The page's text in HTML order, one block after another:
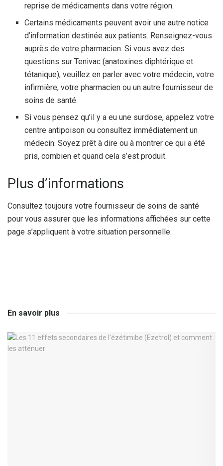
reprise de médicaments dans votre région.
Certains médicaments peuvent avoir une autre notice
d’information destinée aux patients. Renseignez-vous
auprès de votre pharmacien. Si vous avez des
questions sur Tenivac (anatoxines diphtérique et
tétanique), veuillez en parler avec votre médecin, votre
infirmière, votre pharmacien ou un autre fournisseur de
soins de santé.
Si vous pensez qu’il y a eu une surdose, appelez votre
centre antipoison ou consultez immédiatement un
médecin. Soyez prêt à dire ou à montrer ce qui a été
pris, combien et quand cela s’est produit.
Plus d’informations
Consultez toujours votre fournisseur de soins de santé
pour vous assurer que les informations affichées sur cette
page s’appliquent à votre situation personnelle.
En savoir plus